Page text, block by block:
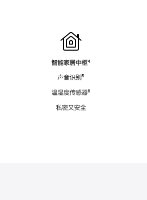
智能家居中枢脚
⁴
声音识别脚
⁵
温湿度传感器脚
⁶
私密又安全